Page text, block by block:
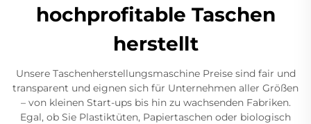
hochprofitable Taschen
herstellt
Unsere Taschenherstellungsmaschine Preise sind fair und
transparent und eignen sich für Unternehmen aller Größen
– von kleinen Start-ups bis hin zu wachsenden Fabriken.
Egal, ob Sie Plastiktüten, Papiertaschen oder biologisch